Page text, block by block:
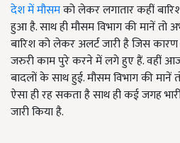
देश में मौसमको लेकर लगातार कहीं
हुआ है. साथ ही मौसम विभाग की मानें तो
बारिश को लेकर अलर्ट जारी है जिस
जरुरी काम पुरे करने में लगे हुए हैं. वहीं
बादलों के साथ हुई. मौसम विभाग की
ऐसा ही रह सकता है साथ ही कई जगह
जारी किया है.